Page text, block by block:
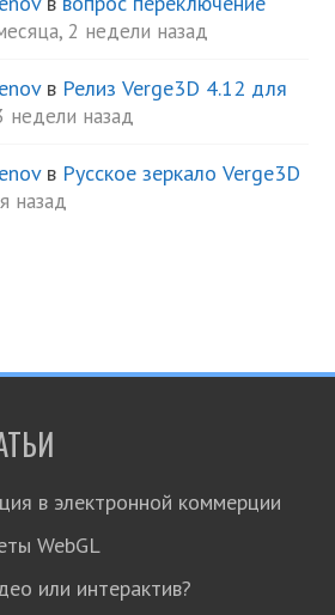
2 недели назад
в Релиз Verge3D 4.12 для
недели назад
в Русское зеркало Verge3D
назад
в электронной коммерции
WebGL
или интерактив?